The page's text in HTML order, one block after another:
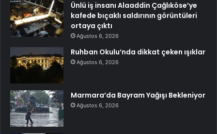
Ünlü iş insanı Alaaddin Çağlıköse’ye
kafede bıçaklı saldırının görüntüleri
ortaya çıktı
Ağustos 6, 2026
Ruhban Okulu’nda dikkat çeken ışıklar
Ağustos 6, 2026
Marmara’da Bayram Yağışı Bekleniyor
Ağustos 6, 2026